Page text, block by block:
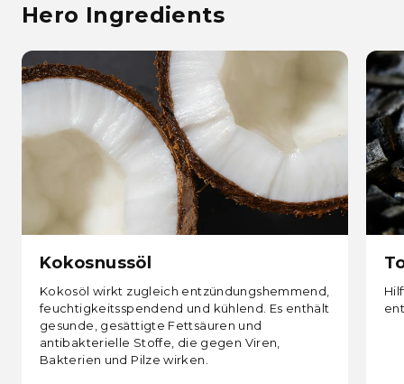
Hero Ingredients
Kokosnussöl
Kokosöl wirkt zugleich entzündungshemmend,
feuchtigkeitsspendend und kühlend. Es enthält
gesunde, gesättigte Fettsäuren und
antibakterielle Stoffe, die gegen Viren,
Bakterien und Pilze wirken.